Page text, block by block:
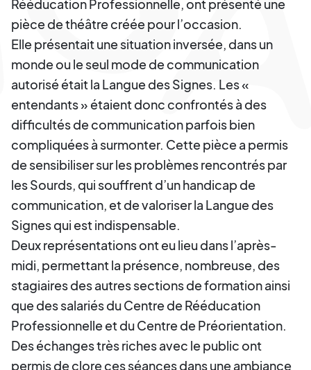
Rééducation Professionnelle, ont présenté une
pièce de théâtre créée pour l’occasion.
Elle présentait une situation inversée, dans un
monde ou le seul mode de communication
autorisé était la Langue des Signes. Les «
entendants » étaient donc confrontés à des
difficultés de communication parfois bien
compliquées à surmonter. Cette pièce a permis
de sensibiliser sur les problèmes rencontrés par
les Sourds, qui souffrent d’un handicap de
communication, et de valoriser la Langue des
Signes qui est indispensable.
Deux représentations ont eu lieu dans l’après-
midi, permettant la présence, nombreuse, des
stagiaires des autres sections de formation ainsi
que des salariés du Centre de Rééducation
Professionnelle et du Centre de Préorientation.
Des échanges très riches avec le public ont
permis de clore ces séances dans une ambiance